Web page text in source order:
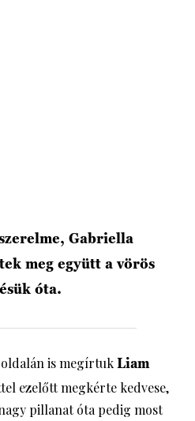
Gabriella
meg együtt a vörös
óta.
is megírtukLiam
ezelőtt megkérte kedvese,
pillanat óta pedig most